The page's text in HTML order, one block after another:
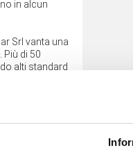
in alcun
Srl vanta una
Più di 50
alti standard